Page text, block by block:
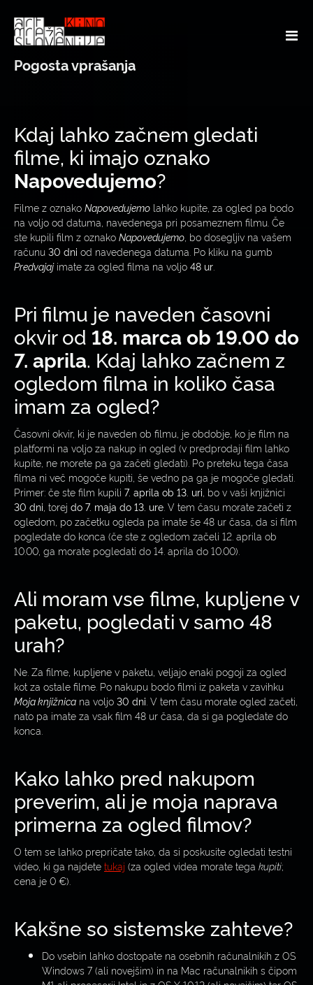
Pogosta vprašanja
Kdaj lahko začnem gledati
filme, ki imajo oznako
Napovedujemo?
Filme z oznako Napovedujemo lahko kupite, za ogled pa bodo
na voljo od datuma, navedenega pri posameznem filmu. Če
ste kupili film z oznako Napovedujemo, bo dosegljiv na vašem
računu 30 dni od navedenega datuma. Po kliku na gumb
Predvajajimate za ogled filma na voljo 48 ur
Pri filmu je naveden časovni
okvir od 18. marca ob 19.00 do
7. aprila. Kdaj lahko začnem z
ogledom filma in koliko časa
imam za ogled?
Časovni okvir, ki je naveden ob filmu, je obdobje, ko je film na
platformi na voljo za nakup in ogled (v predprodaji film lahko
kupite, ne morete pa ga začeti gledati). Po preteku tega časa
filma ni več mogoče kupiti, še vedno pa ga je mogoče gledati.
Primer: če ste film kupili 7. aprila ob 13. uri, bo v vaši knjižnici
30 dni, torej do 7. maja do 13. ure . V tem času morate začeti z
ogledom, po začetku ogleda pa imate še 48 ur časa, da si film
pogledate do konca (če ste z ogledom začeli 12. aprila ob
10.00, ga morate pogledati do 14. aprila do 10.00).
Ali moram vse filme, kupljene v
paketu, pogledati v samo 48
urah?
Ne. Za filme, kupljene v paketu, veljajo enaki pogoji za ogled
kot za ostale filme. Po nakupu bodo filmi iz paketa v zavihku
Moja knjižnica na voljo 30 dni . V tem času morate ogled začeti,
nato pa imate za vsak film 48 ur časa, da si ga pogledate do
konca.
Kako lahko pred nakupom
preverim, ali je moja naprava
primerna za ogled filmov?
O tem se lahko prepričate tako, da si poskusite ogledati testni
video, ki ga najdete tukaj (za ogled videa morate tega kupiti;
cena je 0 €).
Kakšne so sistemske zahteve?
Do vsebin lahko dostopate na osebnih računalnikih z OS
Windows 7 (ali novejšim) in na Mac računalnikih s čipom